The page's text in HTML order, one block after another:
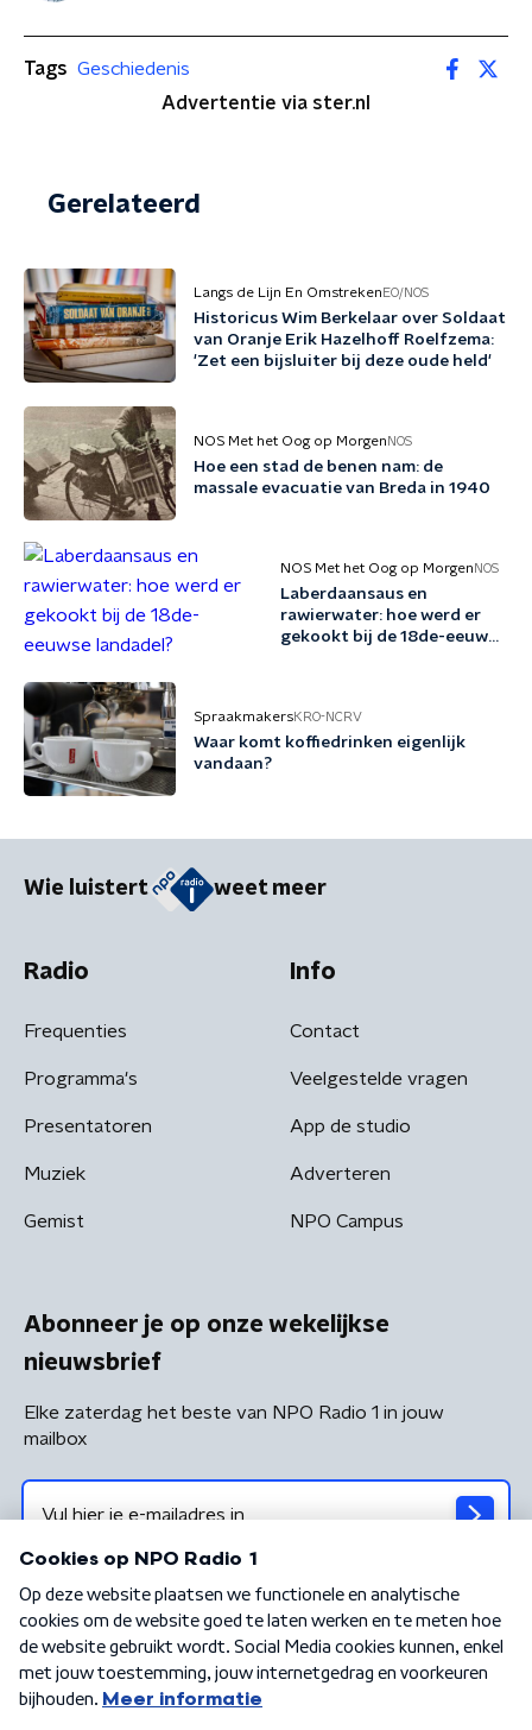
Tags Geschiedenis
Advertentie via ster.nl
Gerelateerd
Langs de Lijn En Omstreken EO/NOS
Historicus Wim Berkelaar over Soldaat
van Oranje Erik Hazelhoff Roelfzema:
'Zet een bijsluiter bij deze oude held'
NOS Met het Oog op Morgen NOS
Hoe een stad de benen nam: de
massale evacuatie van Breda in 1940
NOS Met het Oog op Morgen NOS
Laberdaansaus en
rawierwater: hoe werd er
gekookt bij de 18de-eeuwse
SpraakmakersKRO-NCRV
Waar komt koffiedrinken eigenlijk
vandaan?
Wie luistert weet meer
Radio
Frequenties
Programma's
Presentatoren
Muziek
Gemist
Info
Contact
Veelgestelde vragen
App de studio
Adverteren
NPO Campus
Abonneer je op onze wekelijkse
nieuwsbrief
Elke zaterdag het beste van NPO Radio 1 in jouw
mailbox
Algemene voorwaarden